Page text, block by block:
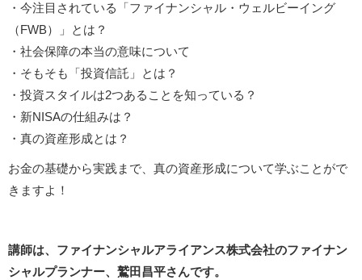
・今注目されている「ファイナンシャル・ウェルビーイング
（FWB）」とは？
・社会保障の本当の意味について
・そもそも「投資信託」とは？
・投資スタイルは2つあることを知っている？
・新NISAの仕組みは？
・真の資産形成とは？
お金の基礎から実践まで、真の資産形成について学ぶことがで
きますよ！
講師は、ファイナンシャルアライアンス株式会社のファイナン
シャルプランナー、鷲田昌平さんです。